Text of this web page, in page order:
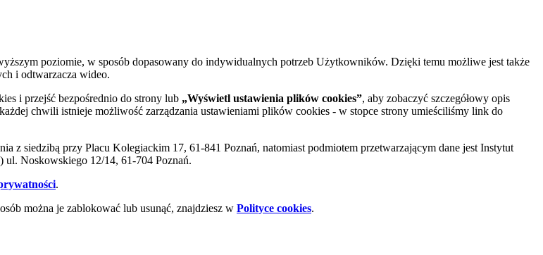
poziomie, w sposób dopasowany do indywidualnych potrzeb Użytkowników. Dzięki temu możliwe jest także
i odtwarzacza wideo.
i przejść bezpośrednio do strony lub „Wyświetl ustawienia plików cookies”, aby zobaczyć szczegółowy opis
chwili istnieje możliwość zarządzania ustawieniami plików cookies - w stopce strony umieściliśmy link do
z siedzibą przy Placu Kolegiackim 17, 61-841 Poznań, natomiast podmiotem przetwarzającym dane jest Instytut
Noskowskiego 12/14, 61-704 Poznań.
.
można je zablokować lub usunąć, znajdziesz w Polityce cookies.